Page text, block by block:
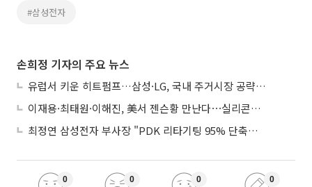
#삼성전자
손희정 기자의 주요 뉴스
유럽서 키운 히트펌프…삼성·LG, 국내 주거시장 공략 ‘속도’
이재용·최태원·이해진, 美서 젠슨황 만난다⋯실리콘밸리 집결하는 AI리더
최정연 삼성전자 부사장 "PDK 리타기팅 95% 단축…에이전트 AI 시범 활용"
0 0 0 0